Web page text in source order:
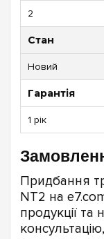
2
Стан
Новий
Гарантія
1 рік
Придбання
NT2 на
продукції та